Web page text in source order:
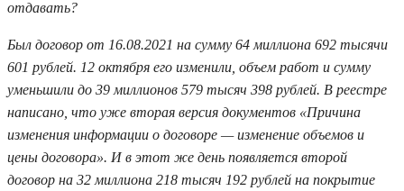
отдавать?
Был договор от 16.08.2021 на сумму 64 миллиона 692 тысячи
601 рублей. 12 октября его изменили, объем работ и сумму
уменьшили до 39 миллионов 579 тысяч 398 рублей. В реестре
написано, что уже вторая версия документов «Причина
изменения информации о договоре — изменение объемов и
цены договора». И в этот же день появляется второй
договор на 32 миллиона 218 тысяч 192 рублей на покрытие